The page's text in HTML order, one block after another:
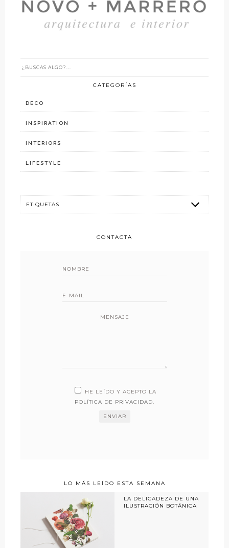
CATEGORÍAS
DECO
INSPIRATION
INTERIORS
LIFESTYLE
CONTACTA
MENSAJE
HE LEÍDO Y ACEPTO LA
POLÍTICA DE PRIVACIDAD
LO MÁS LEÍDO ESTA SEMANA
LA DELICADEZA DE UNA
ILUSTRACIÓN BOTÁNICA